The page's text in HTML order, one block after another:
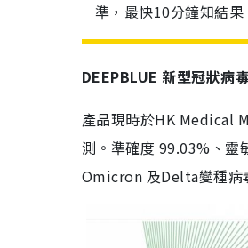
準，最快10分鐘知結果
DEEPBLUE 新型冠狀病
產品現時於HK Medical
測。準確度 99.03%、靈
Omicron 及Delta變種病